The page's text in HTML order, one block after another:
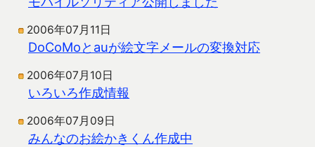
2006年07月11日
DoCoMoとauが絵文字メールの変換対応
2006年07月10日
いろいろ作成情報
2006年07月09日
みんなのお絵かきくん作成中